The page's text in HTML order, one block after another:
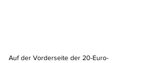
Auf der Vorderseite der 20-Euro-